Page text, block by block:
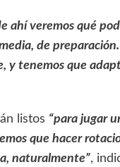
ahí veremos qué
de
y tenemos que
listos “para jugar
que hacer
naturalmente”,